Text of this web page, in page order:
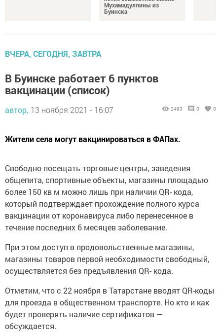
Мухамадуллины из
Буинска
ВЧЕРА, СЕГОДНЯ, ЗАВТРА
В Буинске работает 6 пунктов
вакцинации (список)
автор, 13 ноября 2021 - 16:07 2493 0 0
Жители села могут вакцинироваться в ФАПах.
Свободно посещать торговые центры, заведения
общепита, спортивные объекты, магазины площадью
более 150 кв м можно лишь при наличии QR- кода,
который подтверждает прохождение полного курса
вакцинации от коронавируса либо перенесенное в
течение последних 6 месяцев заболевание.
При этом доступ в продовольственные магазины,
магазины товаров первой необходимости свободный,
осуществляется без предъявления QR- кода.
Отметим, что с 22 ноября в Татарстане вводят QR-коды
для проезда в общественном транспорте. Но кто и как
будет проверять наличие сертификатов —
обсуждается.